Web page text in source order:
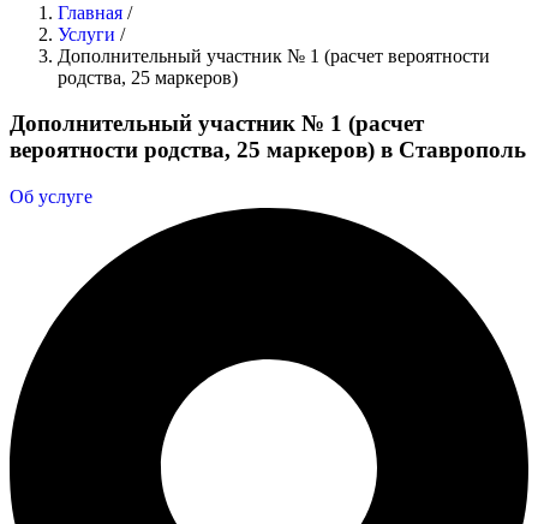
Главная /
Услуги /
Дополнительный участник № 1 (расчет вероятности
родства, 25 маркеров)
Дополнительный участник № 1 (расчет
вероятности родства, 25 маркеров) в Ставрополь
Об услуге